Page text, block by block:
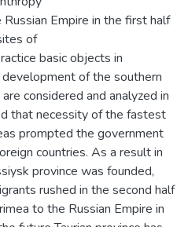
Empire in the first half
of
basic objects in
of the southern
considered and analyzed in
that necessity of the fastest
prompted the government
countries. As a result in
province was founded,
rushed in the second half
to the Russian Empire in